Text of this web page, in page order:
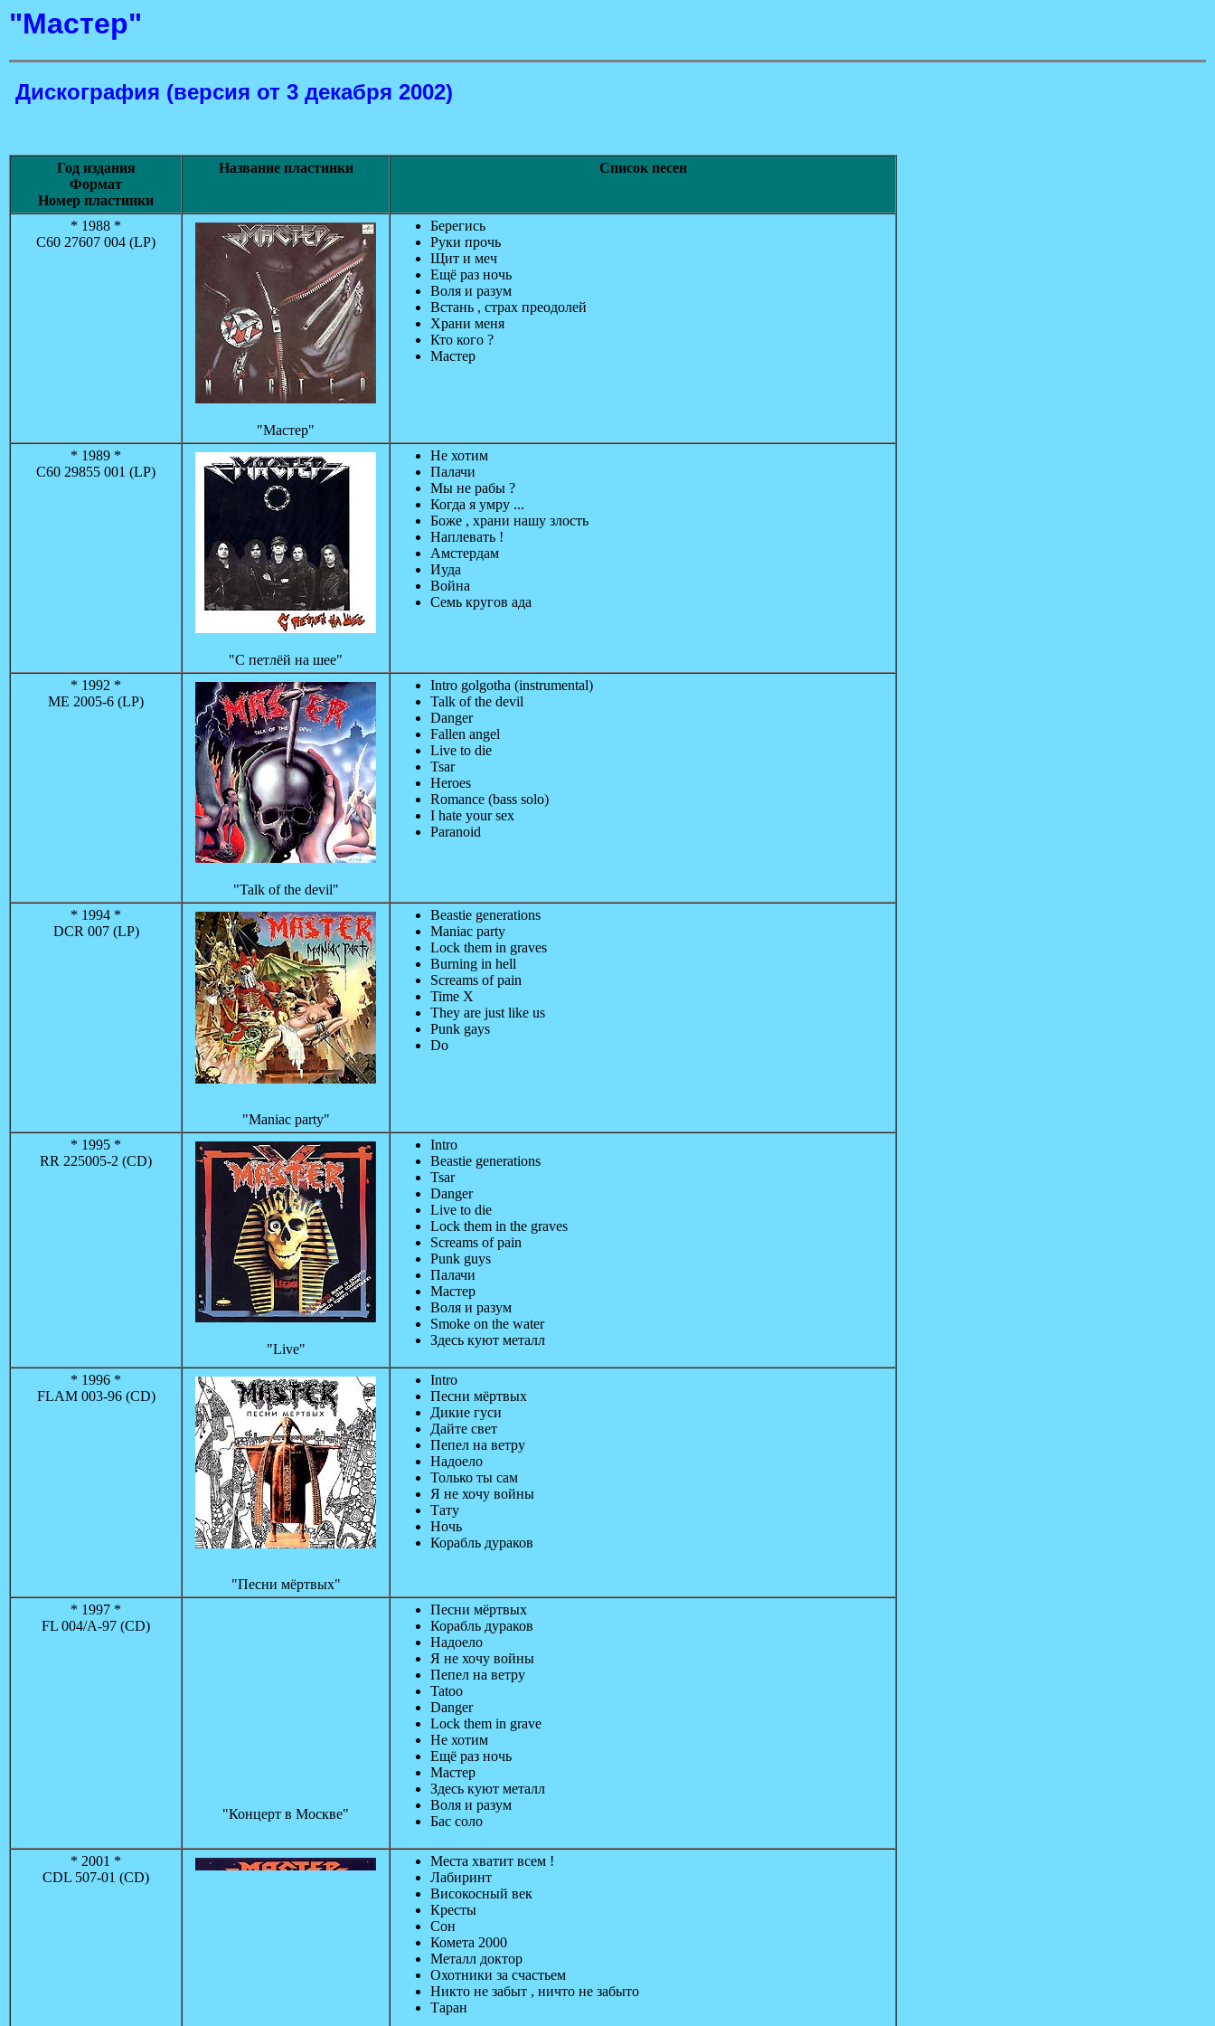
"Мастер"
Дискография (версия от 3 декабря 2002)
Год издания
Формат
Номер пластинки
Название пластинки Список песен
* 1988 *
С60 27607 004 (LP)
"Мастер"
Берегись
Руки прочь
Щит и меч
Ещё раз ночь
Воля и разум
Встань , страх преодолей
Храни меня
Кто кого ?
Мастер
* 1989 *
С60 29855 001 (LP)
"С петлёй на шее"
Не хотим
Палачи
Мы не рабы ?
Когда я умру ...
Боже , храни нашу злость
Наплевать !
Амстердам
Иуда
Война
Семь кругов ада
* 1992 *
ME 2005-6 (LP)
"Talk of the devil"
Intro golgotha (instrumental)
Talk of the devil
Danger
Fallen angel
Live to die
Tsar
Heroes
Romance (bass solo)
I hate your sex
Paranoid
* 1994 *
DCR 007 (LP)
"Maniac party"
Beastie generations
Maniac party
Lock them in graves
Burning in hell
Screams of pain
Time X
They are just like us
Punk gays
Do
* 1995 *
RR 225005-2 (CD)
"Live"
Intro
Beastie generations
Tsar
Danger
Live to die
Lock them in the graves
Screams of pain
Punk guys
Палачи
Мастер
Воля и разум
Smoke on the water
Здесь куют металл
* 1996 *
FLAM 003-96 (CD)
"Песни мёртвых"
Intro
Песни мёртвых
Дикие гуси
Дайте свет
Пепел на ветру
Надоело
Только ты сам
Я не хочу войны
Тату
Ночь
Корабль дураков
* 1997 *
FL 004/A-97 (СD)
"Концерт в Москве"
Песни мёртвых
Корабль дураков
Надоело
Я не хочу войны
Пепел на ветру
Tatoo
Danger
Lock them in grave
Не хотим
Ещё раз ночь
Мастер
Здесь куют металл
Воля и разум
Бас соло
* 2001 *
CDL 507-01 (CD)
Места хватит всем !
Лабиринт
Високосный век
Кресты
Сон
Комета 2000
Металл доктор
Охотники за счастьем
Никто не забыт , ничто не забыто
Таран